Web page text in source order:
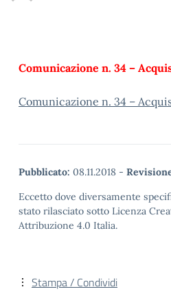
Comunicazione n. 34 –
Comunicazione n. 34 –
Pubblicato: 08.11.2018 -
Eccetto dove diversamente
stato rilasciato sotto Licenza
Attribuzione 4.0 Italia.
Stampa / Condividi